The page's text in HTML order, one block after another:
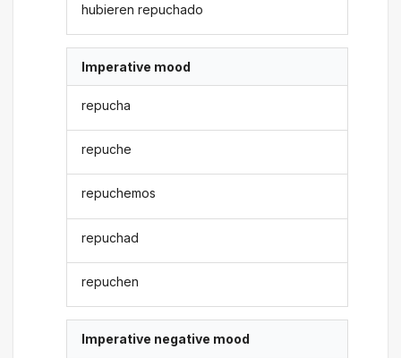
hubieren repuchado
Imperative mood
repucha
repuche
repuchemos
repuchad
repuchen
Imperative negative mood